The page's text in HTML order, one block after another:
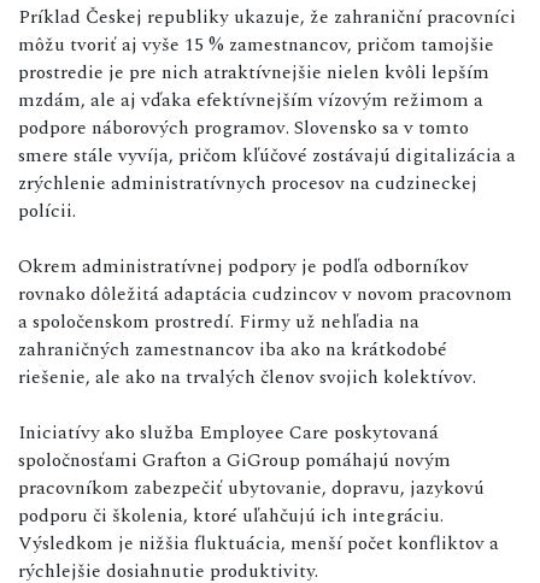
Príklad Českej republiky ukazuje, že zahraniční pracovníci
môžu tvoriť aj vyše 15 % zamestnancov, pričom tamojšie
prostredie je pre nich atraktívnejšie nielen kvôli lepším
mzdám, ale aj vďaka efektívnejším vízovým režimom a
podpore náborových programov. Slovensko sa v tomto
smere stále vyvíja, pričom kľúčové zostávajú digitalizácia a
zrýchlenie administratívnych procesov na cudzineckej
polícii.
Okrem administratívnej podpory je podľa odborníkov
rovnako dôležitá adaptácia cudzincov v novom pracovnom
a spoločenskom prostredí. Firmy už nehľadia na
zahraničných zamestnancov iba ako na krátkodobé
riešenie, ale ako na trvalých členov svojich kolektívov.
Iniciatívy ako služba Employee Care poskytovaná
spoločnosťami Grafton a GiGroup pomáhajú novým
pracovníkom zabezpečiť ubytovanie, dopravu, jazykovú
podporu či školenia, ktoré uľahčujú ich integráciu.
Výsledkom je nižšia fluktuácia, menší počet konfliktov a
rýchlejšie dosiahnutie produktivity.